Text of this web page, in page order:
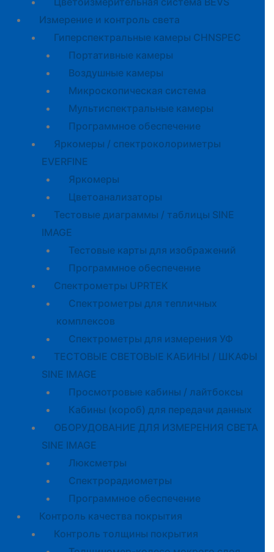
Измерение и контроль света
Гиперспектральные камеры CHNSPEC
Портативные камеры
Воздушные камеры
Микроскопическая система
Мультиспектральные камеры
Программное обеспечение
Яркомеры / спектроколориметры
EVERFINE
Яркомеры
Цветоанализаторы
Тестовые диаграммы / таблицы SINE
IMAGE
Тестовые карты для изображений
Программное обеспечение
Спектрометры UPRTEK
Спектрометры для тепличных
комплексов
Спектрометры для измерения УФ
ТЕСТОВЫЕ СВЕТОВЫЕ КАБИНЫ / ШКАФЫ
SINE IMAGE
Просмотровые кабины / лайтбоксы
Кабины (короб) для передачи данных
ОБОРУДОВАНИЕ ДЛЯ ИЗМЕРЕНИЯ СВЕТА
SINE IMAGE
Люксметры
Спектрорадиометры
Программное обеспечение
Контроль качества покрытия
Контроль толщины покрытия